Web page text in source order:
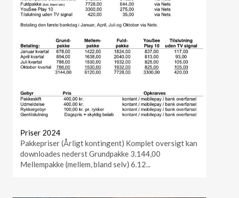
Priser 2024
Pakkepriser (Årligt kontingent) Komplet oversigt kan
downloades nederst Grundpakke 3.144,00
Mellempakke (mellem, bland selv) 6.12...